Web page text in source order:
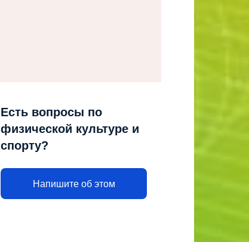
Есть вопросы по
физической культуре и
спорту?
Напишите об этом